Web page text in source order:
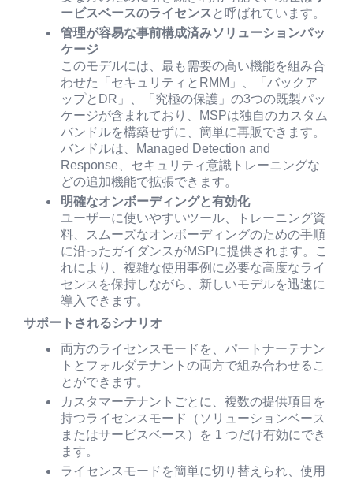
ービスベースのライセンス と呼ばれています。
管理が容易な事前構成済みソリューションパッ
ケージ
このモデルには、最も需要の高い機能を組み合
わせた「セキュリティとRMM」、「バックア
ップとDR」、「究極の保護」の3つの既製パッ
ケージが含まれており、MSPは独自のカスタム
バンドルを構築せずに、簡単に再販できます。
バンドルは、Managed Detection and
Response、セキュリティ意識トレーニングな
どの追加機能で拡張できます。
明確なオンボーディングと有効化
ユーザーに使いやすいツール、トレーニング資
料、スムーズなオンボーディングのための手順
に沿ったガイダンスがMSPに提供されます。こ
れにより、複雑な使用事例に必要な高度なライ
センスを保持しながら、新しいモデルを迅速に
導入できます。
サポートされるシナリオ
両方のライセンスモードを、パートナーテナン
トとフォルダテナントの両方で組み合わせるこ
とができます。
カスタマーテナントごとに、複数の提供項目を
持つライセンスモード（ソリューションベース
またはサービスベース）を 1 つだけ有効にでき
ます。
ライセンスモードを簡単に切り替えられ、使用